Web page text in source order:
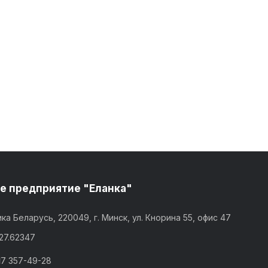
предприятие "Еланка"
Беларусь, 220049, г. Минск, ул. Кнорина 55, офис 47
357-49-28